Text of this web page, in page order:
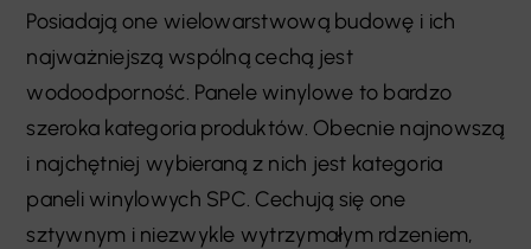
Posiadają one wielowarstwową budowę i ich
najważniejszą wspólną cechą jest
wodoodporność. Panele winylowe to bardzo
szeroka kategoria produktów. Obecnie najnowszą
i najchętniej wybieraną z nich jest kategoria
paneli winylowych SPC. Cechują się one
sztywnym i niezwykle wytrzymałym rdzeniem,